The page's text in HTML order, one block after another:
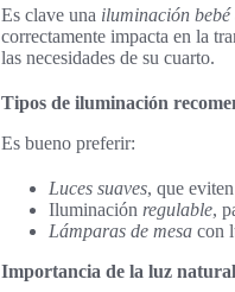
Es clave una iluminación bebé
correctamente impacta en la
las necesidades de su cuarto.
Tipos de iluminación
Es bueno preferir:
Luces suaves, que
Iluminación regulable,
Lámparas de mesa con
Importancia de la luz natural